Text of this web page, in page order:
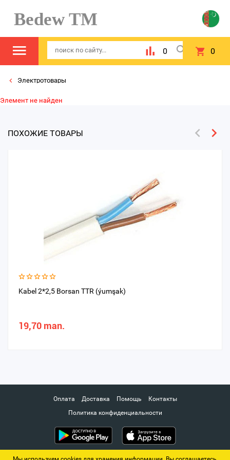
Bedew TM
0 0
Электротовары
Элемент не найден
ПОХОЖИЕ ТОВАРЫ
Kabel 2*2,5 Borsan TTR (ýumşak)
19,70 man.
Оплата Доставка Помощь
Контакты
Политика конфиденциальности